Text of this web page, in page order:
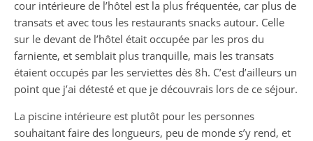
cour intérieure de l’hôtel est la plus fréquentée, car plus de
transats et avec tous les restaurants snacks autour. Celle
sur le devant de l’hôtel était occupée par les pros du
farniente, et semblait plus tranquille, mais les transats
étaient occupés par les serviettes dès 8h. C’est d’ailleurs un
point que j’ai détesté et que je découvrais lors de ce séjour.
La piscine intérieure est plutôt pour les personnes
souhaitant faire des longueurs, peu de monde s’y rend, et